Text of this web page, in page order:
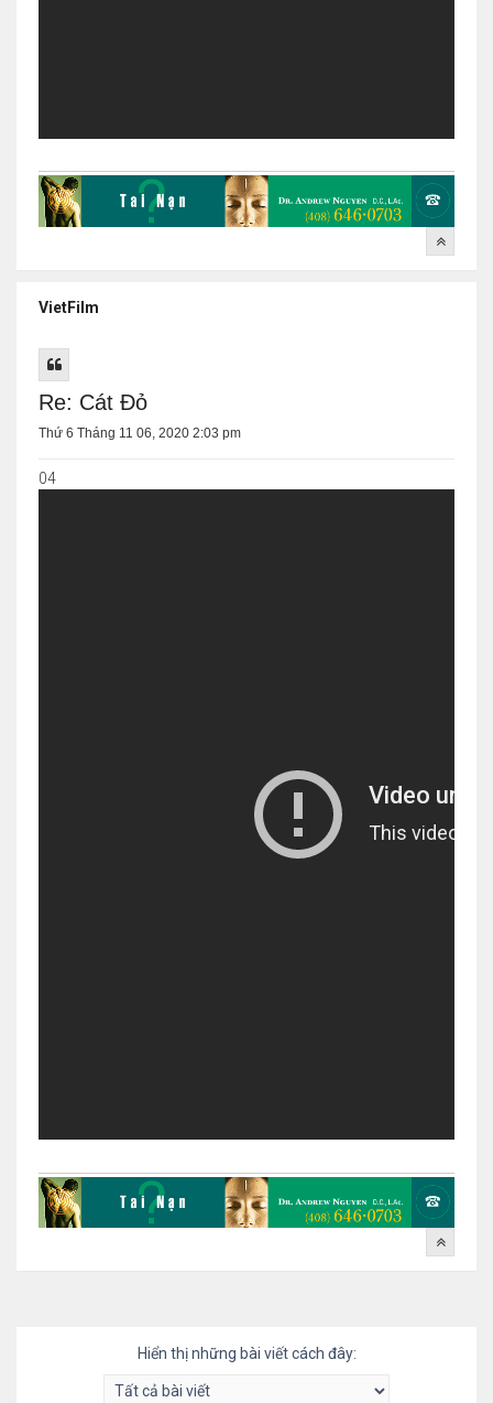
VietFilm
Re: Cát Đỏ
Thứ 6 Tháng 11 06, 2020 2:03 pm
04
Hiển thị những bài viết cách đây: